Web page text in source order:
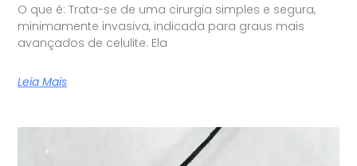
O que é: Trata-se de uma cirurgia simples e segura,
minimamente invasiva, indicada para graus mais
avançados de celulite. Ela
Leia Mais